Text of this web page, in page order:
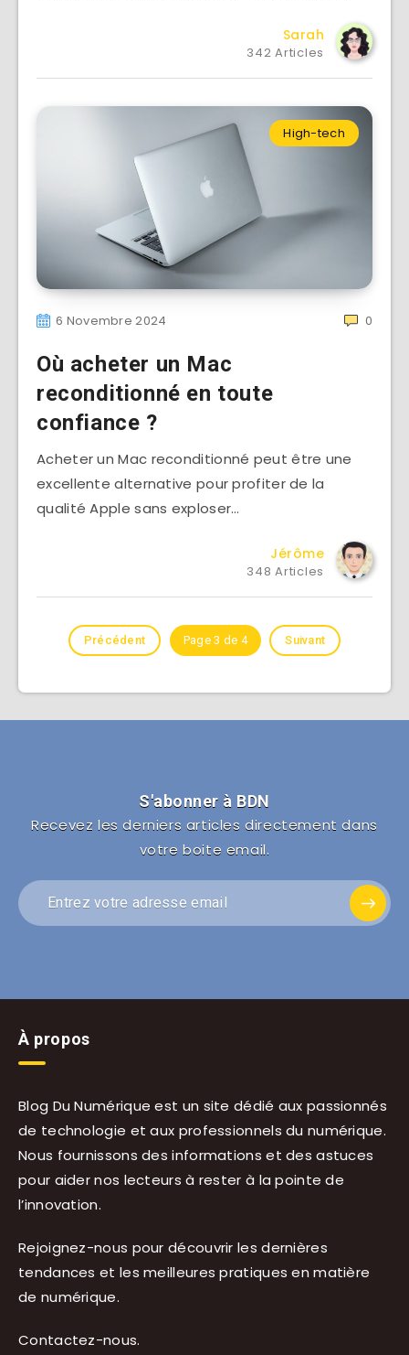
Sarah
342 Articles
High-tech
6 Novembre 2024 0
Où acheter un Mac
reconditionné en toute
confiance ?
Acheter un Mac reconditionné peut être une
excellente alternative pour profiter de la
qualité Apple sans exploser…
Jérôme
348 Articles
Précédent Page 3 de 4 Suivant
S'abonner à BDN
Recevez les derniers articles directement dans
votre boite email.
À propos
Blog Du Numérique est un site dédié aux passionnés
de technologie et aux professionnels du numérique.
Nous fournissons des informations et des astuces
pour aider nos lecteurs à rester à la pointe de
l’innovation.
Rejoignez-nous pour découvrir les dernières
tendances et les meilleures pratiques en matière
de numérique.
Contactez-nous.